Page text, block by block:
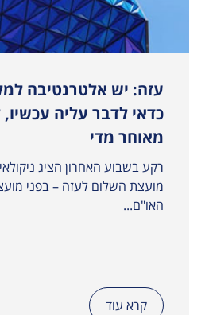
עזה: יש אלטרנטיבה
כדאי לדבר עליה עכשיו,
מאוחר מדי
רקע בשבוע האחרון הציג
מועצת השלום לעזה – בפני
האו"ם...
קרא עוד